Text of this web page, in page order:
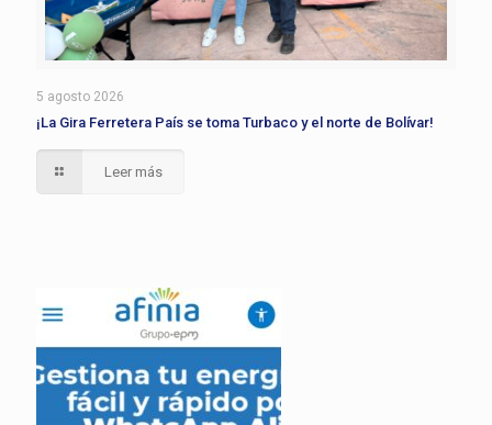
5 agosto 2026
¡La Gira Ferretera País se toma Turbaco y el norte de Bolívar!
Leer más